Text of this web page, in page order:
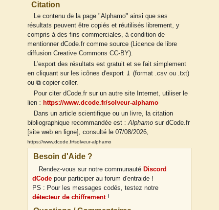
Citation
Le contenu de la page "Alphamo" ainsi que ses
résultats peuvent être copiés et réutilisés librement, y
compris à des fins commerciales, à condition de
mentionner dCode.fr comme source (Licence de libre
diffusion Creative Commons CC-BY).
L'export des résultats est gratuit et se fait simplement
en cliquant sur les icônes d'export ⤓ (format .csv ou .txt)
ou ⧉ copier-coller.
Pour citer dCode.fr sur un autre site Internet, utiliser le
lien : https://www.dcode.fr/solveur-alphamo
Dans un article scientifique ou un livre, la citation
bibliographique recommandée est :Alphamo sur dCode.fr
[site web en ligne], consulté le 07/08/2026,
https://www.dcode.fr/solveur-alphamo
Besoin d'Aide ?
Rendez-vous sur notre communauté Discord
dCode pour participer au forum d'entraide !
PS : Pour les messages codés, testez notre
détecteur de chiffrement!